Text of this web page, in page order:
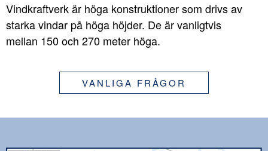
Vindkraftverk är höga konstruktioner som drivs av
starka vindar på höga höjder. De är vanligtvis
mellan 150 och 270 meter höga.
VANLIGA FRÅGOR